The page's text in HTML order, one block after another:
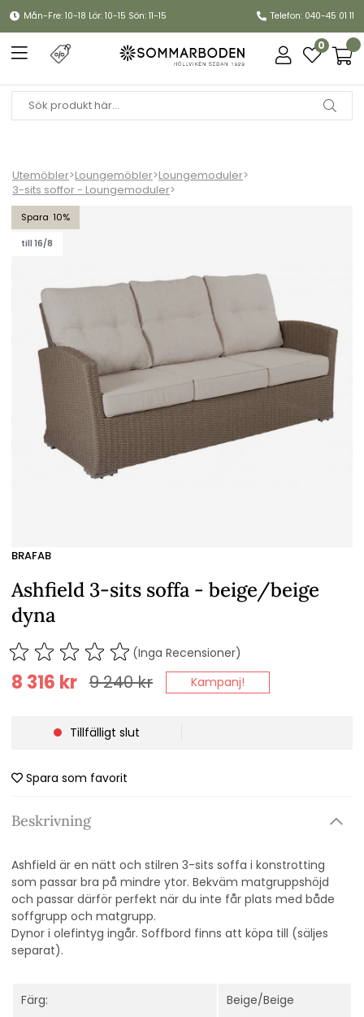
Mån-Fre: 10-18 Lör: 10-15 Sön: 11-15 Telefon: 040-45 01 11
0
Utemöbler>Loungemöbler>Loungemoduler>
3-sits soffor - Loungemoduler>
10
till 16/8
Ashfield 3-sits soffa - beige/beige dyna
BRAFAB
Ashfield 3-sits soffa - beige/beige
dyna
(Inga Recensioner)
9 240kr
8 316 kr Kampanj!
Tillfälligt slut
Spara som favorit
Beskrivning
Ashfield är en nätt och stilren 3-sits soffa i konstrotting
som passar bra på mindre ytor. Bekväm matgruppshöjd
och passar därför perfekt när du inte får plats med både
soffgrupp och matgrupp.
Dynor i olefintyg ingår. Soffbord finns att köpa till (säljes
separat).
Färg: Beige/Beige